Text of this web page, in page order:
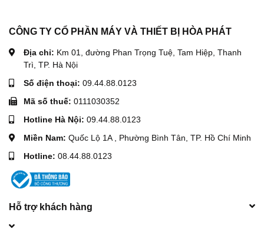
CÔNG TY CỔ PHẦN MÁY VÀ THIẾT BỊ HÒA PHÁT
Địa chỉ: Km 01, đường Phan Trọng Tuệ, Tam Hiệp, Thanh
Trì, TP. Hà Nội
Số điện thoại: 09.44.88.0123
Mã số thuế: 0111030352
Hotline Hà Nội: 09.44.88.0123
Miền Nam: Quốc Lộ 1A , Phường Bình Tân, TP. Hồ Chí Minh
Hotline: 08.44.88.0123
Hỗ trợ khách hàng